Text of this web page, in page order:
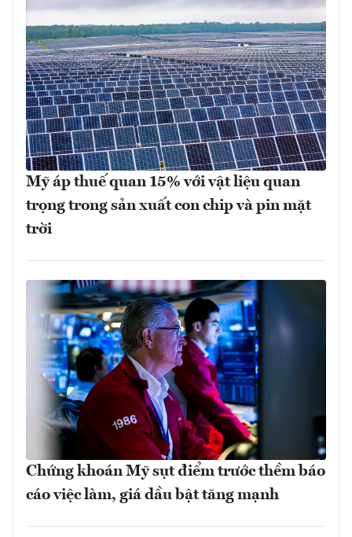
Mỹ áp thuế quan 15% với vật liệu quan
trọng trong sản xuất con chip và pin mặt
trời
Chứng khoán Mỹ sụt điểm trước thềm báo
cáo việc làm, giá dầu bật tăng mạnh